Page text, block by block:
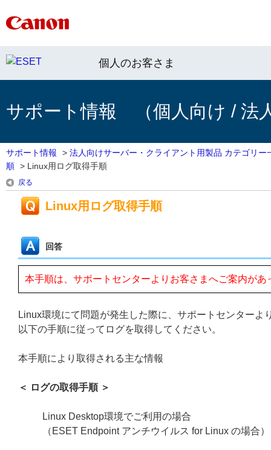
個人のお客さま
サポート情報 （個人向け / 法
サポート情報 > 法人向けサーバー・クライアント用製品 カテゴリー
順 > Linux用ログ取得手順
戻る
Linux用ログ取得手順
回答
本手順は、サポートセンターよりお客さまへご案内が
Linux環境にて問題が発生した際に、サポートセンター
以下の手順に従ってログを取得してください。
本手順により取得される主な情報
＜ ログの取得手順 ＞
Linux Desktop環境でご利用の場合
（ESET Endpoint アンチウイルス for Linux の場合）